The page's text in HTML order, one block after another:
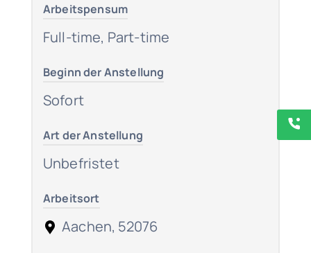
Arbeitspensum
Full-time, Part-time
Beginn der Anstellung
Sofort
Art der Anstellung
Unbefristet
Arbeitsort
Aachen, 52076